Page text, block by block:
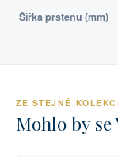
Šířka prstenu (mm)
ZE STEJNÉ
Mohlo by